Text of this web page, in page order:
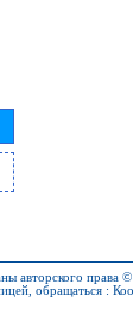
авторского права
обращаться :